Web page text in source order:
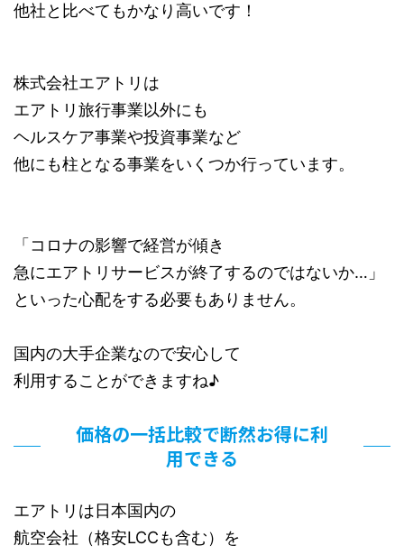
他社と比べてもかなり高いです！
株式会社エアトリは
エアトリ旅行事業以外にも
ヘルスケア事業や投資事業など
他にも柱となる事業をいくつか行っています。
「コロナの影響で経営が傾き
急にエアトリサービスが終了するのではないか…」
といった心配をする必要もありません。
国内の大手企業なので安心して
利用することができますね♪
価格の一括比較で断然お得に利
用できる
エアトリは日本国内の
航空会社（格安LCCも含む）を